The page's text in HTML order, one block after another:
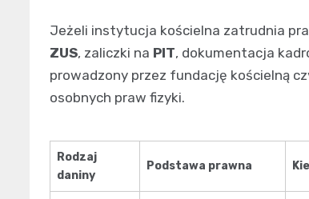
Jeżeli instytucja kościelna zatrudnia
ZUS, zaliczki na PIT, dokumentacja
prowadzony przez fundację kościelną
osobnych praw fizyki.
Rodzaj
daniny
Podstawa prawna